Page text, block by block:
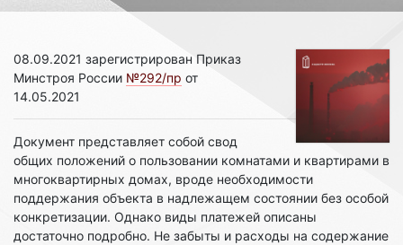
08.09.2021 зарегистрирован Приказ
Минстроя России №292/пр от
14.05.2021
Документ представляет собой свод
общих положений о пользовании комнатами и квартирами в
многоквартирных домах, вроде необходимости
поддержания объекта в надлежащем состоянии без особой
конкретизации. Однако виды платежей описаны
достаточно подробно. Не забыты и расходы на содержание